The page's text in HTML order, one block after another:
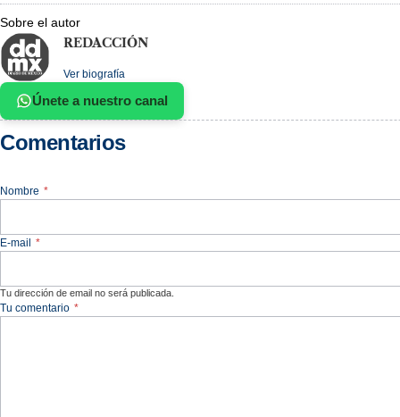
Sobre el autor
REDACCIÓN
Ver biografía
Únete a nuestro canal
Comentarios
Nombre *
E-mail *
Tu dirección de email no será publicada.
Tu comentario *